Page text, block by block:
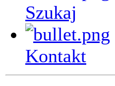
Szukaj
Kontakt